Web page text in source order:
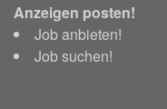
Anzeigen posten!
Job anbieten!
Job suchen!